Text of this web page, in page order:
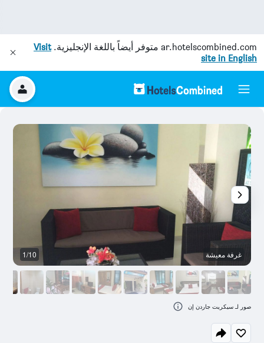
ar.hotelscombined.com متوفر أيضاً باللغة الإنجليزية.Visit
site in English
غرفة معيشة 1/10
صور لـ سيكريت جاردن إن